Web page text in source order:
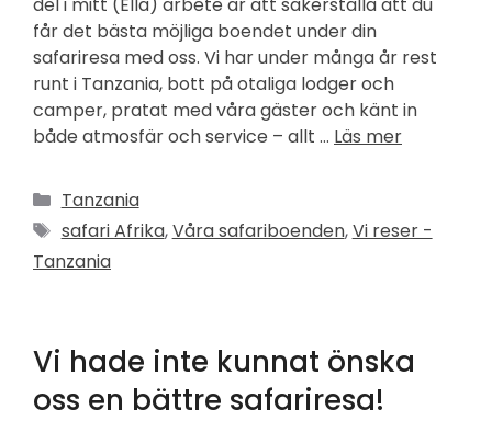
del i mitt (Ella) arbete är att säkerställa att du
får det bästa möjliga boendet under din
safariresa med oss. Vi har under många år rest
runt i Tanzania, bott på otaliga lodger och
camper, pratat med våra gäster och känt in
både atmosfär och service – allt … Läs mer
Kategorier
Tanzania
Etiketter
safari Afrika,Våra safariboenden,Vi reser -
Tanzania
Vi hade inte kunnat önska
oss en bättre safariresa!